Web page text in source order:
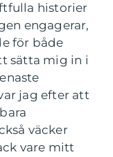
historier
engagerar,
för både
sätta mig in i
jag efter att
väcker
vare mitt